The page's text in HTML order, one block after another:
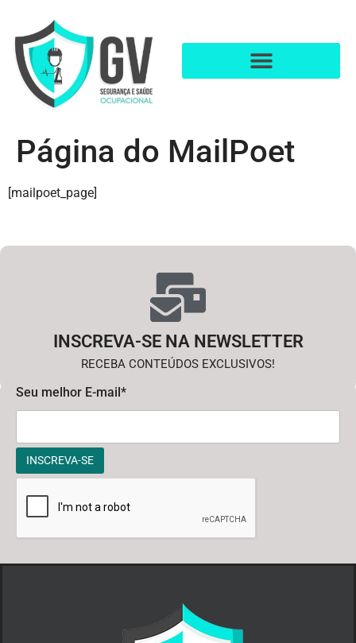
Página do MailPoet
[mailpoet_page]
INSCREVA-SE NA NEWSLETTER
RECEBA CONTEÚDOS EXCLUSIVOS!
Seu melhor E-mail*
INSCREVA-SE